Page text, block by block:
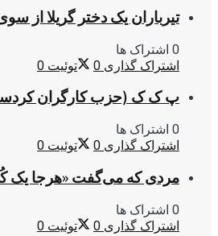
تیرباران یک دختر گریلا از
0 اشتراک ها
اشتراک گذاری 0 توئیت 0
پ ک ک (حزب کارگران
0 اشتراک ها
اشتراک گذاری 0 توئیت 0
مردی که می‌گفت «هرجا یک
0 اشتراک ها
اشتراک گذاری 0 توئیت 0